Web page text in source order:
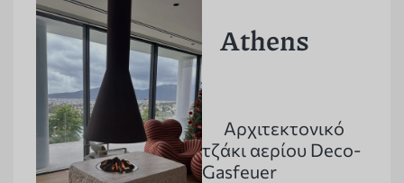
Athens
Αρχιτεκτονικό
τζάκι αερίου Deco-
Gasfeuer